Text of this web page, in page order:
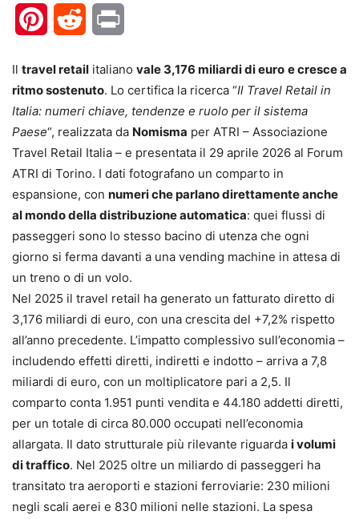
PinterestReddit
Il travel retail italiano vale 3,176 miliardi di euro e cresce a
ritmo sostenuto. Lo certifica la ricerca “Il Travel Retail in
Italia: numeri chiave, tendenze e ruolo per il sistema
Paese“, realizzata da Nomisma per ATRI – Associazione
Travel Retail Italia – e presentata il 29 aprile 2026 al Forum
ATRI di Torino. I dati fotografano un comparto in
espansione, con numeri che parlano direttamente anche
al mondo della distribuzione automatica: quei flussi di
passeggeri sono lo stesso bacino di utenza che ogni
giorno si ferma davanti a una vending machine in attesa di
un treno o di un volo.
Nel 2025 il travel retail ha generato un fatturato diretto di
3,176 miliardi di euro, con una crescita del +7,2% rispetto
all’anno precedente. L’impatto complessivo sull’economia –
includendo effetti diretti, indiretti e indotto – arriva a 7,8
miliardi di euro, con un moltiplicatore pari a 2,5. Il
comparto conta 1.951 punti vendita e 44.180 addetti diretti,
per un totale di circa 80.000 occupati nell’economia
allargata. Il dato strutturale più rilevante riguarda i volumi
di traffico. Nel 2025 oltre un miliardo di passeggeri ha
transitato tra aeroporti e stazioni ferroviarie: 230 milioni
negli scali aerei e 830 milioni nelle stazioni. La spesa